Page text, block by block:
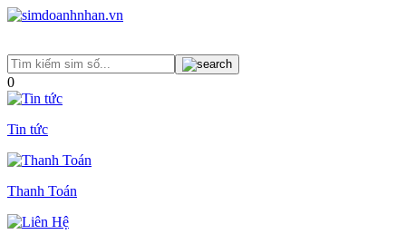
0
Tin tức
Thanh Toán